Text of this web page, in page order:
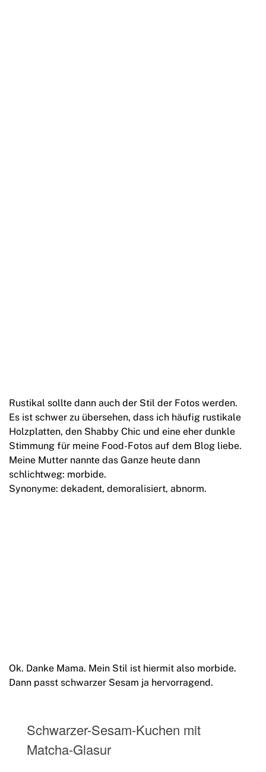
Rustikal sollte dann auch der Stil der Fotos werden.
Es ist schwer zu übersehen, dass ich häufig rustikale
Holzplatten, den Shabby Chic und eine eher dunkle
Stimmung für meine Food-Fotos auf dem Blog liebe.
Meine Mutter nannte das Ganze heute dann
schlichtweg: morbide.
Synonyme: dekadent, demoralisiert, abnorm.
Ok. Danke Mama. Mein Stil ist hiermit also morbide.
Dann passt schwarzer Sesam ja hervorragend.
Schwarzer-Sesam-Kuchen mit
Matcha-Glasur